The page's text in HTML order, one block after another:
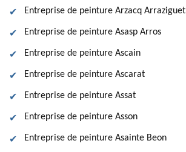
Entreprise de peinture Arzacq Arraziguet
Entreprise de peinture Asasp Arros
Entreprise de peinture Ascain
Entreprise de peinture Ascarat
Entreprise de peinture Assat
Entreprise de peinture Asson
Entreprise de peinture Asainte Beon